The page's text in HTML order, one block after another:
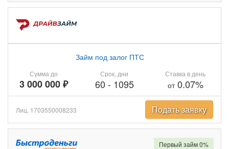
Сумма до
3 000 000 ₽
Займ под залог ПТС
Срок, дни
60 - 1095
Ставка в день
от0.07%
Лиц. 1703550008233 Подать заявку
Первый займ 0%